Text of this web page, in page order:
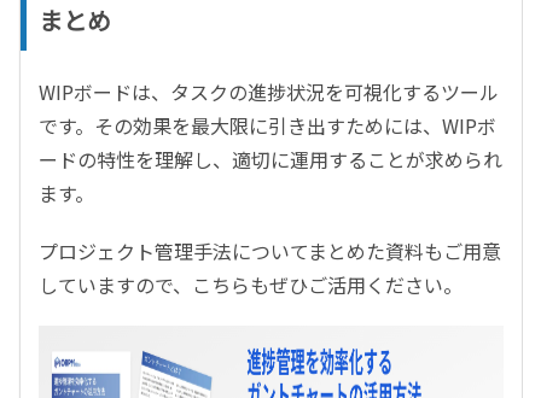
まとめ
WIPボードは、タスクの進捗状況を可視化するツール
です。その効果を最大限に引き出すためには、WIPボ
ードの特性を理解し、適切に運用することが求められ
ます。
プロジェクト管理手法についてまとめた資料もご用意
していますので、こちらもぜひご活用ください。